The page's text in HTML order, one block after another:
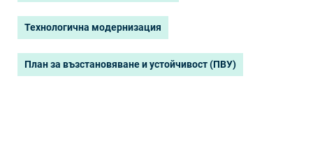
Технологична модернизация
План за възстановяване и устойчивост (ПВУ)